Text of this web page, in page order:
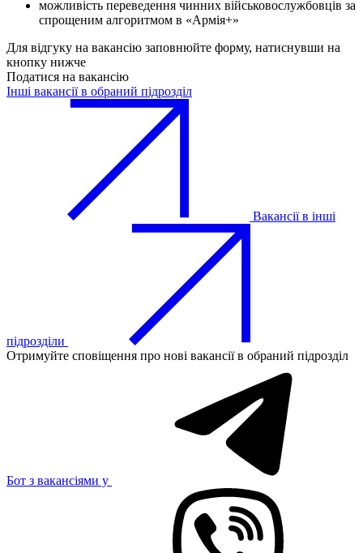
можливість переведення чинних військовослужбовців за
спрощеним алгоритмом в «Армія+»
Для відгуку на вакансію заповнюйте форму, натиснувши на
кнопку нижче
Податися на вакансію
Інші вакансії в обраний підрозділ
Вакансії в інші
підрозділи
Отримуйте сповіщення про нові вакансії в обраний підрозділ
Бот з вакансіями у